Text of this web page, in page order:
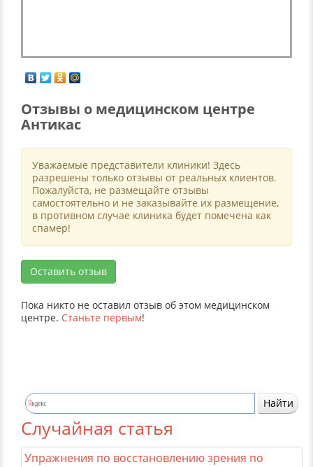
Отзывы о медицинском центре
Антикас
Уважаемые представители клиники! Здесь
разрешены только отзывы от реальных клиентов.
Пожалуйста, не размещайте отзывы
самостоятельно и не заказывайте их размещение,
в противном случае клиника будет помечена как
спамер!
Оставить отзыв
Пока никто не оставил отзыв об этом медицинском
центре. Станьте первым!
Случайная статья
Упражнения по восстановлению зрения по